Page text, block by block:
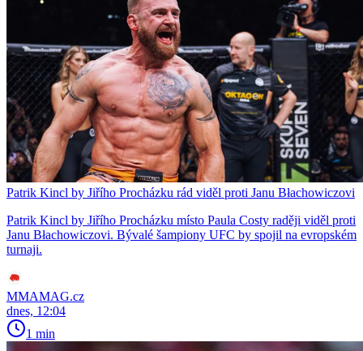
Patrik Kincl by Jiřího Procházku rád viděl proti Janu Błachowiczovi
Patrik Kincl by Jiřího Procházku místo Paula Costy raději viděl proti
Janu Błachowiczovi. Bývalé šampiony UFC by spojil na evropském
turnaji.
MMAMAG.cz
dnes, 12:04
1 min